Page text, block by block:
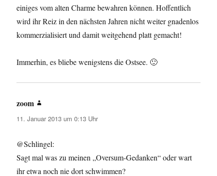
einiges vom alten Charme bewahren können. Hoffentlich
wird ihr Reiz in den nächsten Jahren nicht weiter gnadenlos
kommerzialisiert und damit weitgehend platt gemacht!
Immerhin, es bliebe wenigstens die Ostsee. 🙂
zoom
11. Januar 2013 um 0:13 Uhr
@Schlingel:
Sagt mal was zu meinen „Oversum-Gedanken“ oder wart
ihr etwa noch nie dort schwimmen?